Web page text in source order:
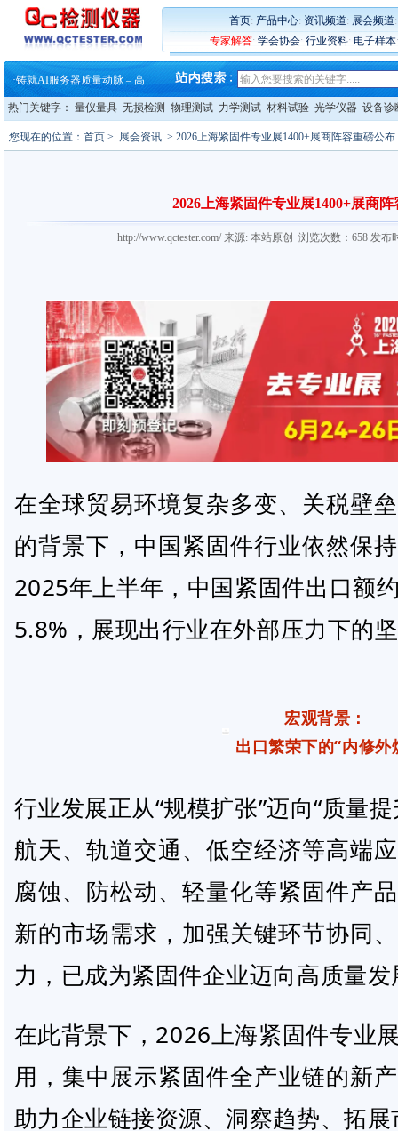
首页: 产品中心: 资讯频道: 展会频道
专家解答: 学会协会: 行业资料: 电子样本
蔡司软件 | 高效变形分析能
铸就AI服务器质量动脉 – 高
铸就AI服务器质量动脉 – 高
·ZEISS BOSELLO ADR 让内部缺
·蔡司和亿纬锂能达成战略合作
·大牌云集 买家升级 ——26
·蔡司软件 | 高效变形分析能
·铸就AI服务器质量动脉 – 高
热门关键字： 量仪量具 无损检测 物理测试 力学测试 材料试验 光学仪器 设备诊
您现在的位置： 首页 > 展会资讯 > 2026上海紧固件专业展1400+展商阵容重磅公布
2026上海紧固件专业展1400+展商
http://www.qctester.com/ 来源: 本站原创 浏览次数：658 发布
在全球贸易环境复杂多变、关税壁
的背景下，中国紧固件行业依然保
2025年上半年，中国紧固件出口额
5.8%，展现出行业在外部压力下的
宏观背景：
出口繁荣下的“内修外
行业发展正从“规模扩张”迈向“质量
航天、轨道交通、 低空经济等高端
腐蚀、防松动、轻量化等紧固件产
新的市场需求，加强关键环节协同
力，已成为紧固件企业迈向高质量
在此背景下，2026上海紧固件专业
用，集中展示紧固件全产业链的新
助力企业链接资源、洞察趋势、拓